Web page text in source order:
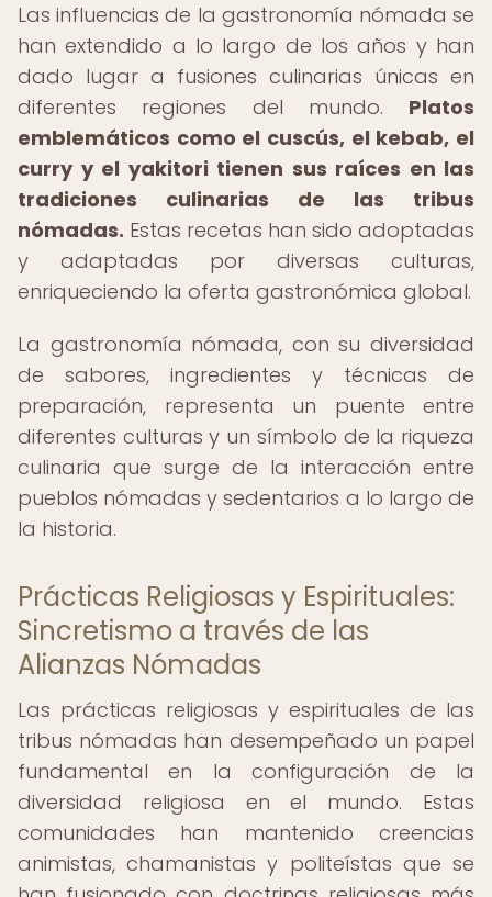
Las influencias de la gastronomía nómada se
han extendido a lo largo de los años y han
dado lugar a fusiones culinarias únicas en
diferentes regiones del mundo. Platos
emblemáticos como el cuscús, el kebab, el
curry y el yakitori tienen sus raíces en las
tradiciones culinarias de las tribus
nómadas. Estas recetas han sido adoptadas
y adaptadas por diversas culturas,
enriqueciendo la oferta gastronómica global.
La gastronomía nómada, con su diversidad
de sabores, ingredientes y técnicas de
preparación, representa un puente entre
diferentes culturas y un símbolo de la riqueza
culinaria que surge de la interacción entre
pueblos nómadas y sedentarios a lo largo de
la historia.
Prácticas Religiosas y Espirituales:
Sincretismo a través de las
Alianzas Nómadas
Las prácticas religiosas y espirituales de las
tribus nómadas han desempeñado un papel
fundamental en la configuración de la
diversidad religiosa en el mundo. Estas
comunidades han mantenido creencias
animistas, chamanistas y politeístas que se